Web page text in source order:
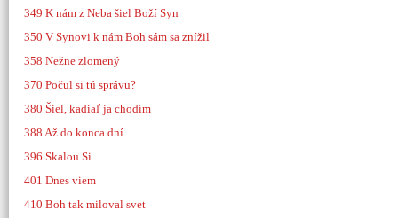
349 K nám z Neba šiel Boží Syn
350 V Synovi k nám Boh sám sa znížil
358 Nežne zlomený
370 Počul si tú správu?
380 Šiel, kadiaľ ja chodím
388 Až do konca dní
396 Skalou Si
401 Dnes viem
410 Boh tak miloval svet